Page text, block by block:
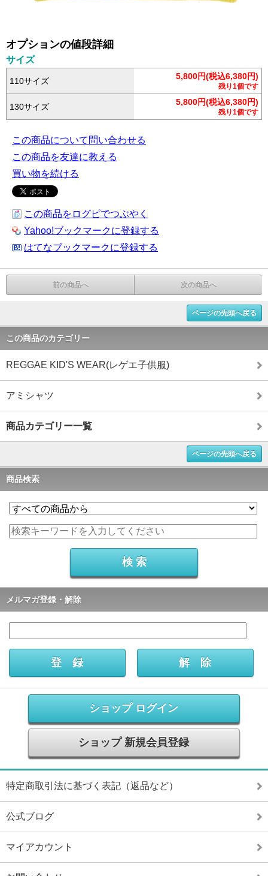
オプションの値段詳細
サイズ
110サイズ 5,800円(税込6,380円)
残り1個です
130サイズ 5,800円(税込6,380円)
残り1個です
この商品について問い合わせる
この商品を友達に教える
買い物を続ける
この商品をログピでつぶやく
Yahoo!ブックマークに登録する
はてなブックマークに登録する
前の商品へ 次の商品へ
ページの先頭へ戻る
この商品のカテゴリー
REGGAE KID'S WEAR(レゲエ子供服)
アミシャツ
商品カテゴリー一覧
ページの先頭へ戻る
商品検索
メルマガ登録・解除
ショップ ログイン
ショップ 新規会員登録
特定商取引法に基づく表記（返品など）
公式ブログ
マイアカウント